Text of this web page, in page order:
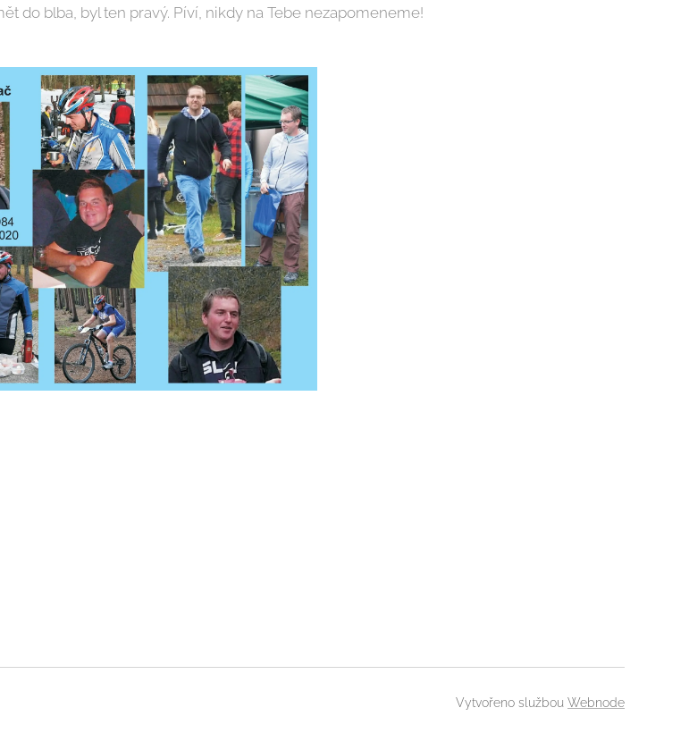
do blba, byl ten pravý. Píví, nikdy na Tebe nezapomeneme!
Vytvořeno službou Webnode